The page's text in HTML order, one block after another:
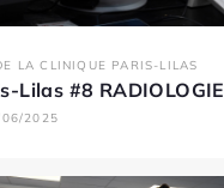
LA CLINIQUE PARIS-LILAS
Lilas #8 RADIOLOGIE
06/2025